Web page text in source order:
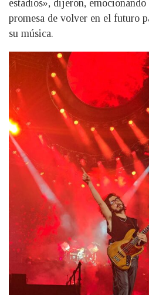
estadios», dijeron, emocionando
promesa de volver en el futuro
su música.